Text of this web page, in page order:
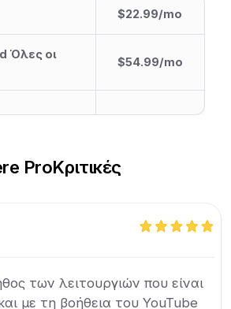
$22.99/mo
Όλες οι
$54.99/mo
ProΚριτικές
των λειτουργιών που είναι
με τη βοήθεια του YouTube